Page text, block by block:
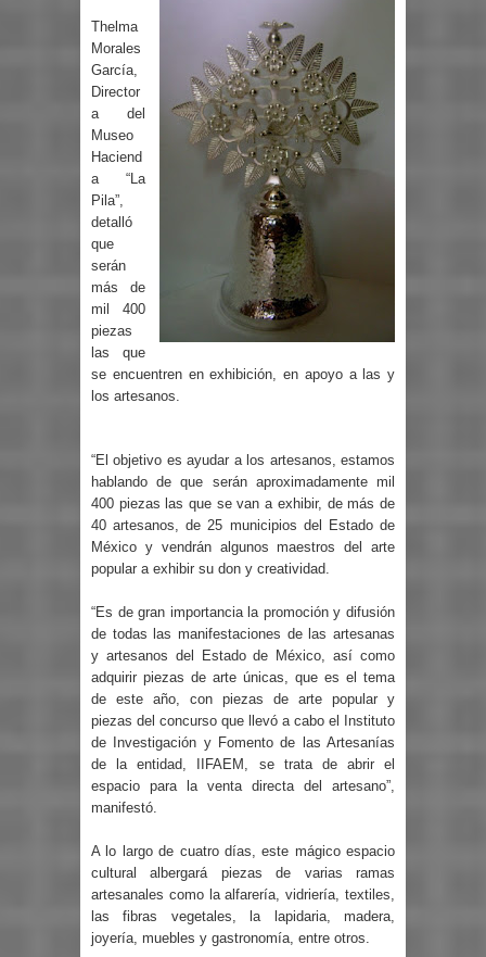
Thelma
Morales
García,
Director
a del
Museo
Haciend
a “La
Pila”,
detalló
que
serán
más de
mil 400
piezas
las que
se encuentren en exhibición, en apoyo a las y
los artesanos.
“El objetivo es ayudar a los artesanos, estamos
hablando de que serán aproximadamente mil
400 piezas las que se van a exhibir, de más de
40 artesanos, de 25 municipios del Estado de
México y vendrán algunos maestros del arte
popular a exhibir su don y creatividad.
“Es de gran importancia la promoción y difusión
de todas las manifestaciones de las artesanas
y artesanos del Estado de México, así como
adquirir piezas de arte únicas, que es el tema
de este año, con piezas de arte popular y
piezas del concurso que llevó a cabo el Instituto
de Investigación y Fomento de las Artesanías
de la entidad, IIFAEM, se trata de abrir el
espacio para la venta directa del artesano”,
manifestó.
A lo largo de cuatro días, este mágico espacio
cultural albergará piezas de varias ramas
artesanales como la alfarería, vidriería, textiles,
las fibras vegetales, la lapidaria, madera,
joyería, muebles y gastronomía, entre otros.